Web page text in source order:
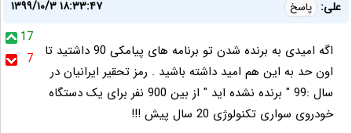
علی: پاسخ
۱۳۹۹/۱۰/۳ ۱۸:۳۳:۴۷
17
7
اگه امیدی به برنده شدن تو برنامه های پیامکی 90 داشتید تا
اون حد به این هم امید داشته باشید . رمز تحقیر ایرانیان در
سال :99 " برنده نشده اید " از بین 900 نفر برای یک دستگاه
خودروی سواری تکنولوژی 20 سال پیش !!!